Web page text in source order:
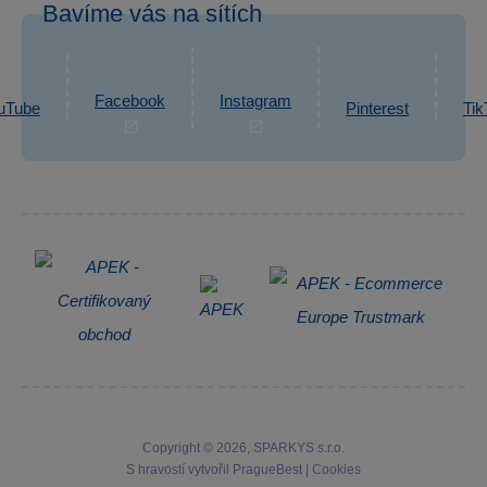
Reklamace
Informace o zpracování osobních údajů
eshop@sparkys.cz
Napsat zprávu
Bavíme vás na sítích
Facebook Instagram Pinterest
Copyright © 2026, SPARKYS s.r.o.
S hravostí vytvořil PragueBest | Cookies